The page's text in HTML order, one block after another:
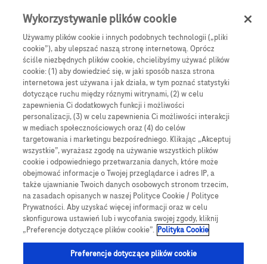
Skip to main content Menu
Bezpłatna dostawa dla zamówień powyżej 100 zł.
e-Sklep
Szeroki asortyment
produktów Accu-Chek
Produkty Accu-Chek oferują kompleksowe wsparcie dla
osób z cukrzycą. Nasza oferta obejmuje zaawansowane
narzędzia do monitorowania cukrzycy, w tym CGM,
glukometry, paski testowe, nakłuwacze i lancety, a także
niezbędne akcesoria. Dodatkowo dzięki innowacyjnym
technologiom i intuicyjnemu designowi, Accu-Chek wspiera
Wykorzystywanie plików cookie
Używamy plików cookie i innych podobnych technologii („pliki
cookie”), aby ulepszać naszą stronę internetową. Oprócz
ściśle niezbędnych plików cookie, chcielibyśmy używać plików
cookie: (1) aby dowiedzieć się, w jaki sposób nasza strona
internetowa jest używana i jak działa, w tym poznać statystyki
dotyczące ruchu między róznymi witrynami, (2) w celu
zapewnienia Ci dodatkowych funkcji i możliwości
personalizacji, (3) w celu zapewnienia Ci możliwości interakcji
w mediach społecznościowych oraz (4) do celów
targetowania i marketingu bezpośredniego. Klikając „Akceptuj
wszystkie”, wyrażasz zgodę na używanie wszystkich plików
cookie i odpowiedniego przetwarzania danych, które może
obejmować informacje o Twojej przeglądarce i adres IP, a
także ujawnianie Twoich danych osobowych stronom trzecim,
na zasadach opisanych w naszej Polityce Cookie / Polityce
Prywatności. Aby uzyskać więcej informacji oraz w celu
skonfigurowa ustawień lub i wycofania swojej zgody, kliknij
„Preferencje dotyczące plików cookie”. Polityka Cookie
Preferencje dotyczące plików cookie